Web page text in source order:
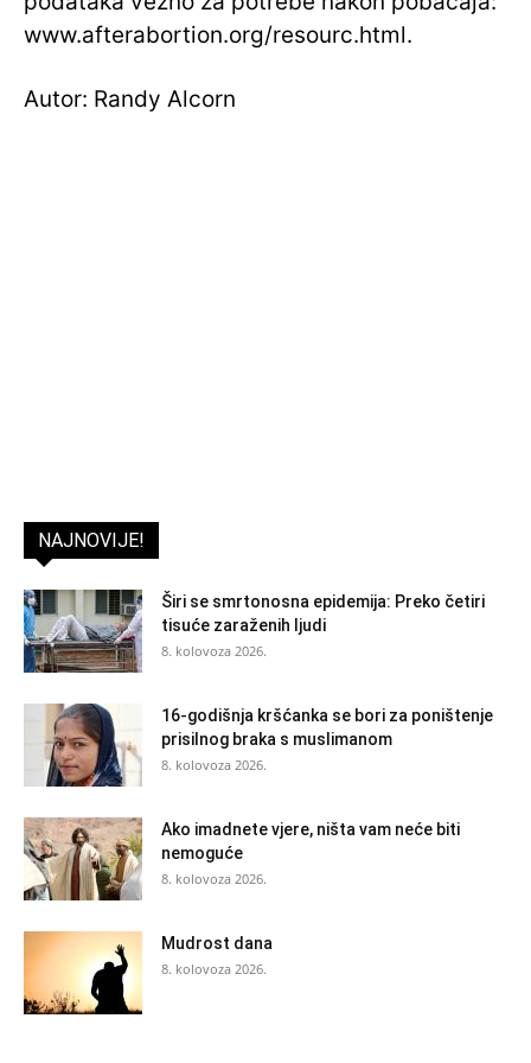
www.afterabortion.org/resourc.html.
Autor: Randy Alcorn
NAJNOVIJE!
Širi se smrtonosna epidemija: Preko četiri
tisuće zaraženih ljudi
8. kolovoza 2026.
16-godišnja kršćanka se bori za poništenje
prisilnog braka s muslimanom
8. kolovoza 2026.
Ako imadnete vjere, ništa vam neće biti
nemoguće
8. kolovoza 2026.
Mudrost dana
8. kolovoza 2026.